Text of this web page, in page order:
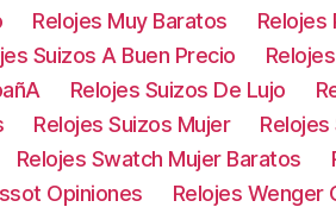
Relojes Muy Baratos Relojes
Suizos A Buen Precio
Relojes Suizos De Lujo
Relojes Suizos Mujer
Relojes Swatch Mujer Baratos
Opiniones Relojes Wenger